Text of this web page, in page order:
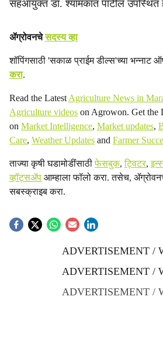
सहआयुक्त डॉ. श्‍यामकांत पाटील उपस्थित
ॲग्रोवनचेसदस्य व्हा
शॉपिंगसाठी 'सकाळ प्राईम डील्स'च्या भन्नाट
करा.
Read the Latest Agriculture News in
Agriculture videos on Agrowon. Get the
on Market Intelligence, Market updates,
Care, Weather Updates and Farmer
ताज्या कृषी घडामोडींसाठीफेसबुक,ट्विटर,
व्हॉट्सॲप आम्हाला फॉलो करा. तसेच,
सबस्क्राइब करा.
ADVERTISEMENT /
ADVERTISEMENT /
ADVERTISEMENT /